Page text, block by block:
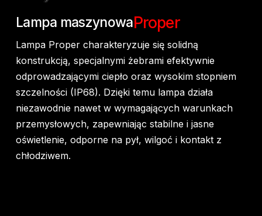
Lampa maszynowaProper
Lampa Proper charakteryzuje się solidną
konstrukcją, specjalnymi żebrami efektywnie
odprowadzającymi ciepło oraz wysokim stopniem
szczelności (IP68). Dzięki temu lampa działa
niezawodnie nawet w wymagających warunkach
przemysłowych, zapewniając stabilne i jasne
oświetlenie, odporne na pył, wilgoć i kontakt z
chłodziwem.